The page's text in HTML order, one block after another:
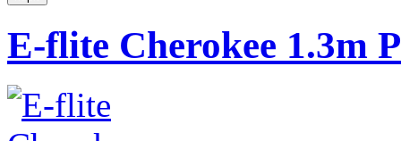
E-flite Cherokee 1.3m